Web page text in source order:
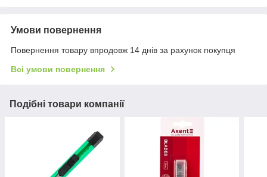
Умови повернення
Повернення товару впродовж 14 днів за рахунок покупця
Всі умови повернення
Подібні товари компанії